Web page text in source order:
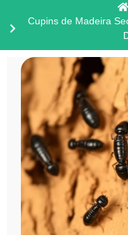
Cupins de Madeira